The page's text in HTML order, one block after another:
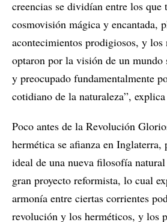
creencias se dividían entre los que
cosmovisión mágica y encantada,
acontecimientos prodigiosos, y los
optaron por la visión de un mundo
y preocupado fundamentalmente
cotidiano de la naturaleza”,
Poco antes de la Revolución
hermética se afianza en Inglaterra,
ideal de una nueva filosofía
gran proyecto reformista, lo cual
armonía entre ciertas corrientes
revolución y los herméticos, y los